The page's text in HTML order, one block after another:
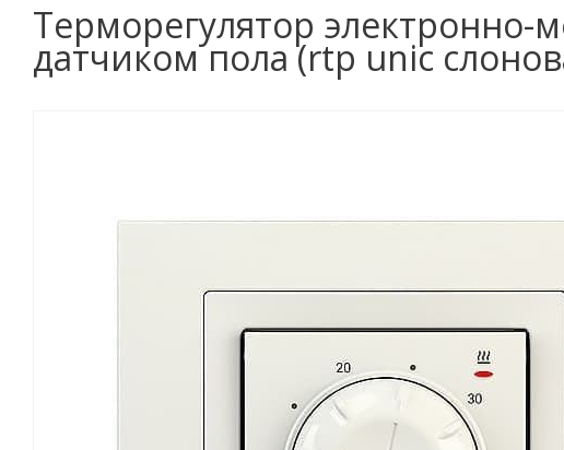
Терморегулятор электронно-
датчиком пола (rtp unic